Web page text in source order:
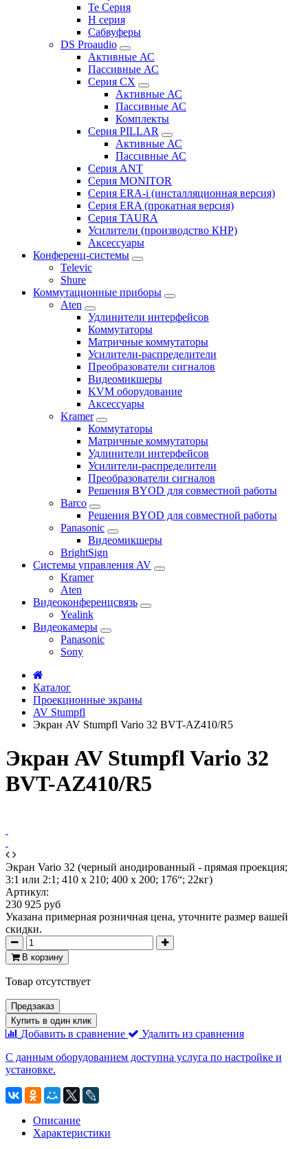
Te Серия
H серия
Сабвуферы
DS Proaudio
Активные АС
Пассивные АС
Серия CX
Активные АС
Пассивные АС
Комплекты
Серия PILLAR
Активные АС
Пассивные АС
Серия ANT
Серия MONITOR
Серия ERA-i (инсталляционная версия)
Серия ERA (прокатная версия)
Серия TAURA
Усилители (производство КНР)
Аксессуары
Конференц-системы
Televic
Shure
Коммутационные приборы
Aten
Удлинители интерфейсов
Коммутаторы
Матричные коммутаторы
Усилители-распределители
Преобразователи сигналов
Видеомикшеры
KVM оборудование
Аксессуары
Kramer
Коммутаторы
Матричные коммутаторы
Удлинители интерфейсов
Усилители-распределители
Преобразователи сигналов
Решения BYOD для совместной работы
Barco
Решения BYOD для совместной работы
Panasonic
Видеомикшеры
BrightSign
Системы управления AV
Kramer
Aten
Видеоконференцсвязь
Yealink
Видеокамеры
Panasonic
Sony
Каталог
Проекционные экраны
AV Stumpfl
Экран AV Stumpfl Vario 32 BVT-AZ410/R5
Экран AV Stumpfl Vario 32
BVT-AZ410/R5
Экран Vario 32 (черный анодированный - прямая проекция;
3:1 или 2:1; 410 x 210; 400 x 200; 176“; 22кг)
Артикул:
230 925 руб
Указана примерная розничная цена, уточните размер вашей
скидки.
В корзину
Товар отсутствует
Предзаказ
Купить в один клик
Добавить в сравнение
Удалить из сравнения
С данным оборудованием доступна услуга по настройке и
установке.
Описание
Характеристики